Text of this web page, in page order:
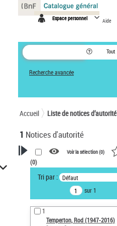
Espace personnel Aide
Tout
Recherche avancée
Accueil Liste de notices d’autorité
1 Notices d'autorité
VOTRE RECHERCHE
Recherche avancée dans les
notices d’autorité
Œuvres liées à l'auteur :
Temperton, Rod (1947-2016)
Voir la sélection (0)
(0)
Tri par : Défaut
sur 1
1
Temperton, Rod (1947-2016)
Panneau de gestion des cookies